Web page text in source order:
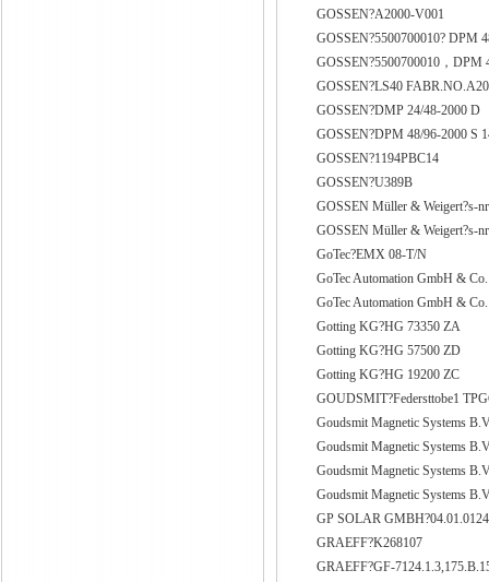
GOSSEN?A2000-V001
GOSSEN?5500700010? DPM
GOSSEN?5500700010，
GOSSEN?LS40
GOSSEN?DMP 24/48-2000 D
GOSSEN?DPM 48/96-2000 S
GOSSEN?1194PBC14
GOSSEN?U389B
GOSSEN Müller & Weigert?s-
GOSSEN Müller & Weigert?s-
GoTec?EMX 08-T/N
GoTec Automation GmbH &
GoTec Automation GmbH &
Gotting KG?HG 73350 ZA
Gotting KG?HG 57500 ZD
Gotting KG?HG 19200 ZC
GOUDSMIT?Federsttobe1
Goudsmit Magnetic Systems
Goudsmit Magnetic Systems
Goudsmit Magnetic Systems
Goudsmit Magnetic Systems
GP SOLAR
GRAEFF?K268107
GRAEFF?GF-